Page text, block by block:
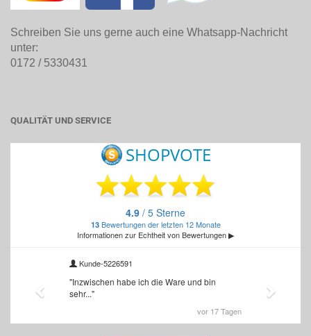
Schreiben Sie uns gerne auch eine Whatsapp-Nachricht
unter:
0172 / 5330431
QUALITÄT UND SERVICE